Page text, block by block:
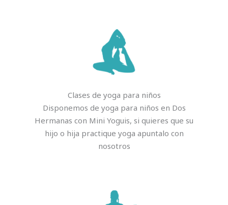
Clases de yoga para niños
Disponemos de yoga para niños en Dos
Hermanas con Mini Yoguis, si quieres que su
hijo o hija practique yoga apuntalo con
nosotros